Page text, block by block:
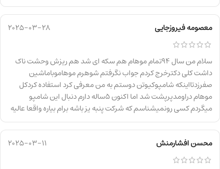
معصومه فیروزجایی 2025-03-28
سلام من سال 94تمام موهام هم سکه ای شد هم ریزش وحشت ناک
داشت کلی دکترخرج کردم جواب نگرفتم شوهرم موهاموباماشین
صفرزدتااینکه شامپوکیوتن دوستم به من معرفی کرد استفاده کردکل
موهام دراومدپرپشت شد اما اکنون 5ساله دارم دنبال این شامپو
میگردم کسی رونمیشناسم که شرکت پنبه یز باشه برام بیاره واقعا عالیه
محسن افشارمنش 2025-03-11